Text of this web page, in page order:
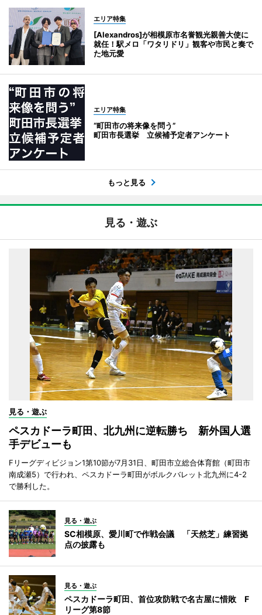
エリア特集
[Alexandros]が相模原市名誉観光親善大使に
就任！駅メロ「ワタリドリ」観客や市民と奏で
た地元愛
エリア特集
“町田市の将来像を問う”
町田市長選挙 立候補予定者アンケート
もっと見る
見る・遊ぶ
見る・遊ぶ
ペスカドーラ町田、北九州に逆転勝ち 新外国人選
手デビューも
Fリーグディビジョン1第10節が7月31日、町田市立総合体育館（町田市
南成瀬5）で行われ、ペスカドーラ町田がボルクバレット北九州に4-2
で勝利した。
見る・遊ぶ
SC相模原、愛川町で作戦会議 「天然芝」練習拠
点の披露も
見る・遊ぶ
ペスカドーラ町田、首位攻防戦で名古屋に惜敗 F
リーグ第8節